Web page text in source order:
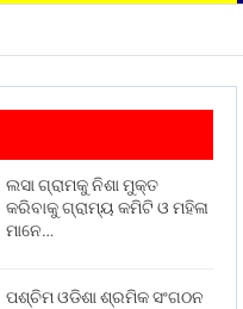
ଲସା ଗ୍ରାମକୁ ନିଶା ମୁକ୍ତ
କରିବାକୁ ଗ୍ରାମ୍ୟ କମିଟି ଓ ମହିଳା
ମାନେ…
ପଶ୍ଚିମ ଓଡିଶା ଶ୍ରମିକ ସଂଗଠନ